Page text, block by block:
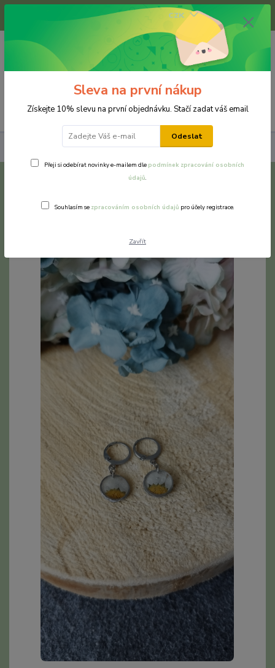
Menu
CZK
(Po-Pá, 8-16 hod.)
0 Kč
Kopretina
Sleva na první nákup
Získejte 10% slevu na první objednávku. Stačí zadat váš email
Odeslat
Přeji si odebírat novinky e-mailem dle podmínek zpracování osobních
údajů.
Souhlasím se zpracováním osobních údajů pro účely registrace.
Zavřít